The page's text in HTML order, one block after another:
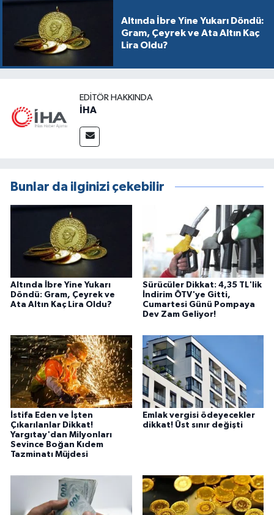
Altında İbre Yine Yukarı Döndü:
Gram, Çeyrek ve Ata Altın Kaç
Lira Oldu?
EDITÖR HAKKINDA
İHA
Bunlar da ilginizi çekebilir
Altında İbre Yine Yukarı
Döndü: Gram, Çeyrek ve
Ata Altın Kaç Lira Oldu?
Sürücüler Dikkat: 4,35 TL'lik
İndirim ÖTV'ye Gitti,
Cumartesi Günü Pompaya
Dev Zam Geliyor!
İstifa Eden ve İşten
Çıkarılanlar Dikkat!
Yargıtay'dan Milyonları
Sevince Boğan Kıdem
Tazminatı Müjdesi
Emlak vergisi ödeyecekler
dikkat! Üst sınır değişti